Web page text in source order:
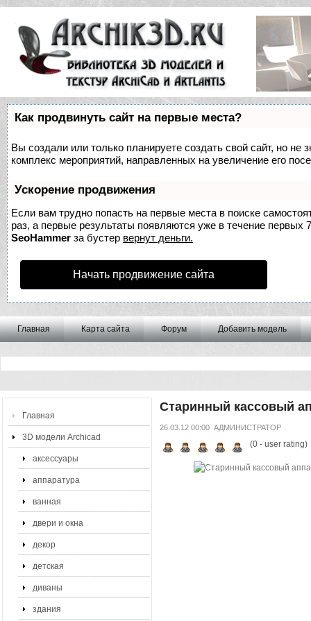
Как продвинуть сайт на первые места?
Вы создали или только планируете создать свой сайт, но не
комплекс мероприятий, направленных на увеличение его
Ускорение продвижения
Если вам трудно попасть на первые места в поиске
раз, а первые результаты появляются уже в течение первых
SeoHammer за бустер вернут деньги.
Начать продвижение сайта
Главная Карта сайта Форум Добавить модель
Главная
3D модели Archicad
аксессуары
аппаратура
ванная
двери и окна
декор
детская
диваны
здания
Старинный кассовый
26.03.12 00:00 АДМИНИСТРАТОР
(0- user rating)